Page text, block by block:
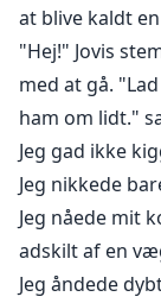
at blive kaldt
"Hej!" Jovis
med at gå.
ham om lidt."
Jeg gad ikke
Jeg nikkede
Jeg nåede mit
adskilt af en
Jeg åndede